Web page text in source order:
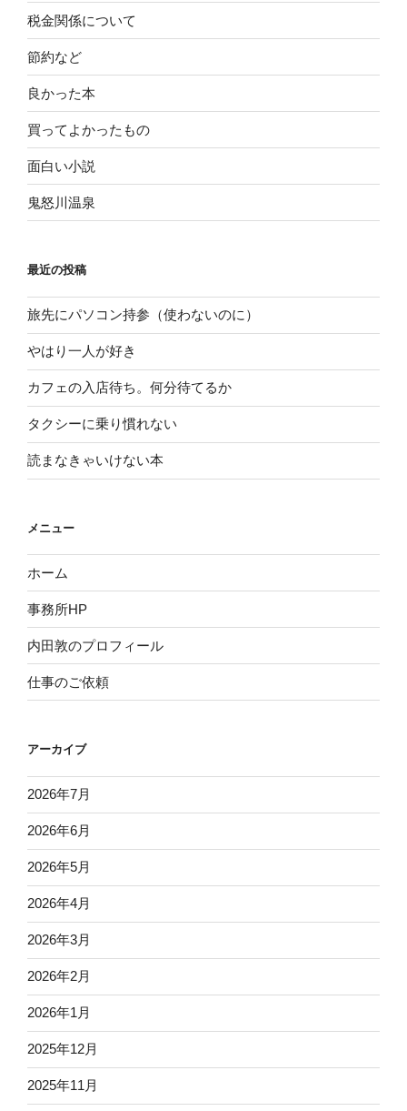
税金関係について
節約など
良かった本
買ってよかったもの
面白い小説
鬼怒川温泉
最近の投稿
旅先にパソコン持参（使わないのに）
やはり一人が好き
カフェの入店待ち。何分待てるか
タクシーに乗り慣れない
読まなきゃいけない本
メニュー
ホーム
事務所HP
内田敦のプロフィール
仕事のご依頼
アーカイブ
2026年7月
2026年6月
2026年5月
2026年4月
2026年3月
2026年2月
2026年1月
2025年12月
2025年11月